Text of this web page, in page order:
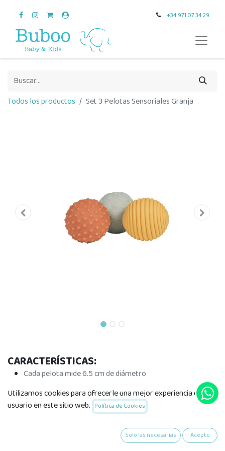
+34 971 07 34 29
Todos los productos Set 3 Pelotas Sensoriales Granja
CARACTERÍSTICAS:
Cada pelota mide 6.5 cm de diámetro
Desarrollo de los sentidos y la motricidad fina
A partir de 6 meses
Utilizamos cookies para ofrecerle una mejor experiencia de
usuario en este sitio web. Política de Cookies
Solo las necesarias Acepto